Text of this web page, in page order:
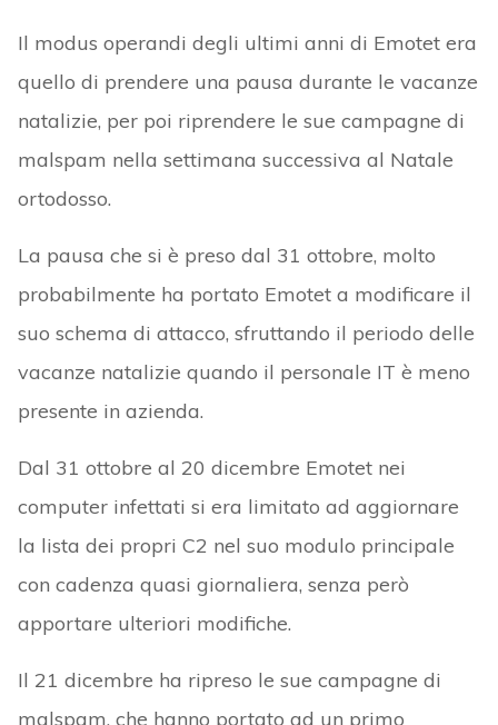
Il modus operandi degli ultimi anni di Emotet era
quello di prendere una pausa durante le vacanze
natalizie, per poi riprendere le sue campagne di
malspam nella settimana successiva al Natale
ortodosso.
La pausa che si è preso dal 31 ottobre, molto
probabilmente ha portato Emotet a modificare il
suo schema di attacco, sfruttando il periodo delle
vacanze natalizie quando il personale IT è meno
presente in azienda.
Dal 31 ottobre al 20 dicembre Emotet nei
computer infettati si era limitato ad aggiornare
la lista dei propri C2 nel suo modulo principale
con cadenza quasi giornaliera, senza però
apportare ulteriori modifiche.
Il 21 dicembre ha ripreso le sue campagne di
malspam, che hanno portato ad un primo